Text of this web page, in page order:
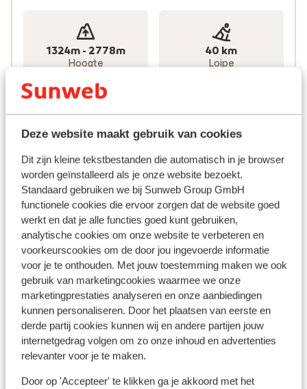
Deze website maakt gebruik van cookies
Dit zijn kleine tekstbestanden die automatisch in je browser
worden geïnstalleerd als je onze website bezoekt.
Standaard gebruiken we bij Sunweb Group GmbH
functionele cookies die ervoor zorgen dat de website goed
werkt en dat je alle functies goed kunt gebruiken,
analytische cookies om onze website te verbeteren en
voorkeurscookies om de door jou ingevoerde informatie
voor je te onthouden. Met jouw toestemming maken we ook
gebruik van marketingcookies waarmee we onze
marketingprestaties analyseren en onze aanbiedingen
kunnen personaliseren. Door het plaatsen van eerste en
derde partij cookies kunnen wij en andere partijen jouw
internetgedrag volgen om zo onze inhoud en advertenties
relevanter voor je te maken.
Door op 'Accepteer' te klikken ga je akkoord met het
1324m - 2778m
Hoogte
40 km
Loipe
0 3
Liften 53 totaal
10
Gondels Stoeltjesliften
12
Sleepliften